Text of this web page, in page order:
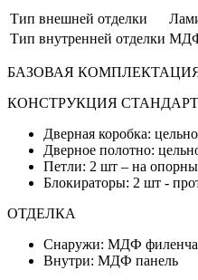
Тип внешней отделки
Тип внутренней отделки
БАЗОВАЯ
КОНСТРУКЦИЯ СТАНДАРТ
Дверная коробка:
Дверное полотно:
Петли: 2 шт – на
Блокираторы: 2 шт -
ОТДЕЛКА
Снаружи: МДФ
Внутри: МДФ панель